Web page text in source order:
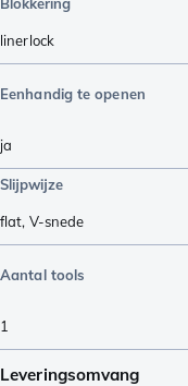
linerlock
Eenhandig te openen
ja
Slijpwijze
flat, V-snede
Aantal tools
1
Leveringsomvang